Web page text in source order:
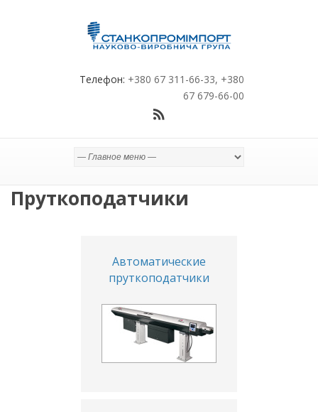
Телефон: +380 67 311-66-33, +380
67 679-66-00
Пруткоподатчики
Автоматические
пруткоподатчики